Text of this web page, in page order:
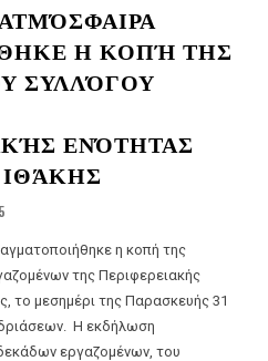
Η ΚΟΠΉ ΤΗΣ
ΣΥΛΛΌΓΟΥ
ΕΝΌΤΗΤΑΣ
η κοπή της
της Περιφερειακής
το μεσημέρι της Παρασκευής 31
Η εκδήλωση
εργαζομένων, του